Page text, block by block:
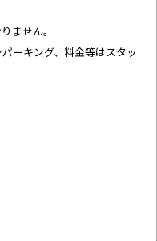
ません。
ーキング、料金等はスタッ